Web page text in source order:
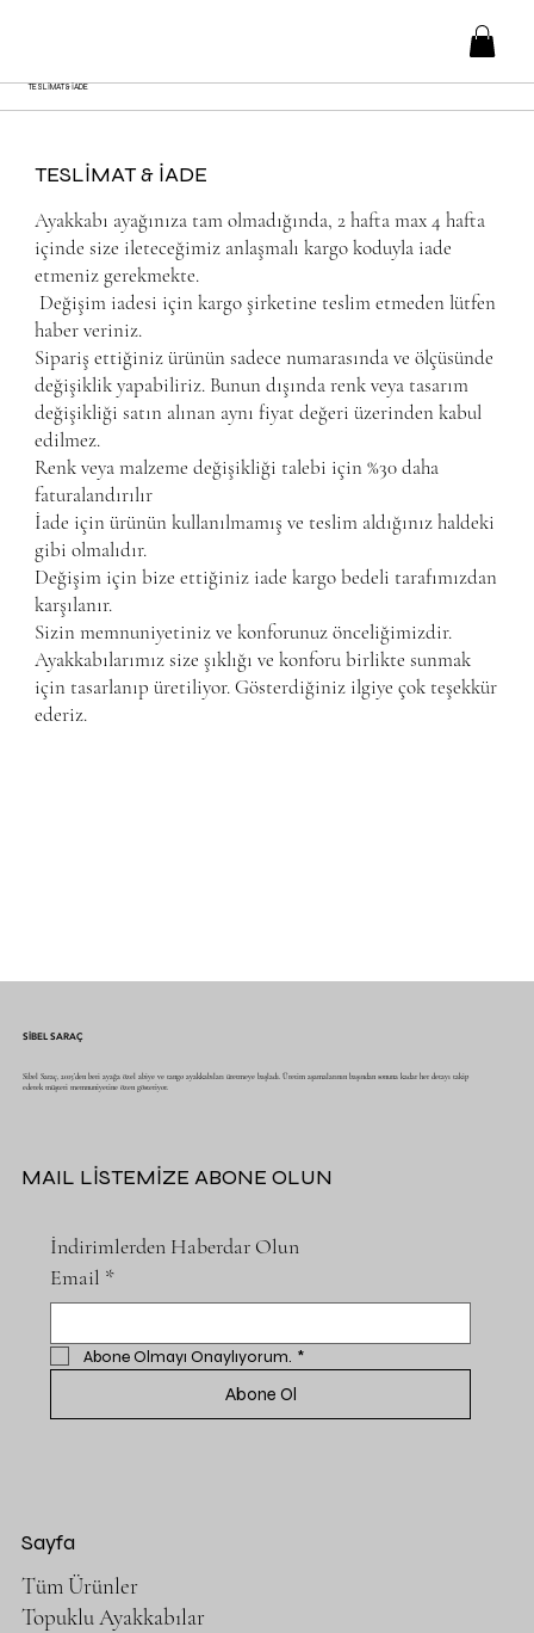
TESLİMAT & İADE
TESLİMAT & İADE
Ayakkabı ayağınıza tam olmadığında, 2 hafta max 4 hafta
içinde size ileteceğimiz anlaşmalı kargo koduyla iade
etmeniz gerekmekte.
Değişim iadesi için kargo şirketine teslim etmeden lütfen
haber veriniz.
Sipariş ettiğiniz ürünün sadece numarasında ve ölçüsünde
değişiklik yapabiliriz. Bunun dışında renk veya tasarım
değişikliği satın alınan aynı fiyat değeri üzerinden kabul
edilmez.
Renk veya malzeme değişikliği talebi için %30 daha
faturalandırılır
İade için ürünün kullanılmamış ve teslim aldığınız haldeki
gibi olmalıdır.
Değişim için bize ettiğiniz iade kargo bedeli tarafımızdan
karşılanır.
Sizin memnuniyetiniz ve konforunuz önceliğimizdir.
Ayakkabılarımız size şıklığı ve konforu birlikte sunmak
için tasarlanıp üretiliyor. Gösterdiğiniz ilgiye çok teşekkür
ederiz.
SİBEL SARAÇ
Sibel Saraç, 2015’den beri ayağa özel abiye ve tango ayakkabıları üretmeye başladı. Üretim aşamalarının başından sonuna kadar her detayı takip
ederek müşteri memnuniyetine özen gösteriyor.
MAIL LİSTEMİZE ABONE OLUN
İndirimlerden Haberdar Olun
Email *
Abone Olmayı Onaylıyorum. *
Abone Ol
Sayfa
Tüm Ürünler
Topuklu Ayakkabılar